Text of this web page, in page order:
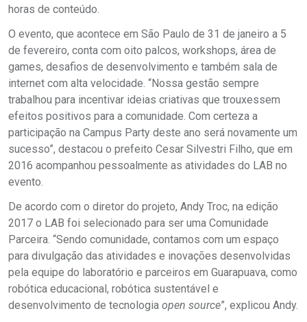
horas de conteúdo.
O evento, que acontece em São Paulo de 31 de janeiro a 5
de fevereiro, conta com oito palcos, workshops, área de
games, desafios de desenvolvimento e também sala de
internet com alta velocidade. “Nossa gestão sempre
trabalhou para incentivar ideias criativas que trouxessem
efeitos positivos para a comunidade. Com certeza a
participação na Campus Party deste ano será novamente um
sucesso”, destacou o prefeito Cesar Silvestri Filho, que em
2016 acompanhou pessoalmente as atividades do LAB no
evento.
De acordo com o diretor do projeto, Andy Troc, na edição
2017 o LAB foi selecionado para ser uma Comunidade
Parceira. “Sendo comunidade, contamos com um espaço
para divulgação das atividades e inovações desenvolvidas
pela equipe do laboratório e parceiros em Guarapuava, como
robótica educacional, robótica sustentável e
desenvolvimento de tecnologia open source”, explicou Andy.